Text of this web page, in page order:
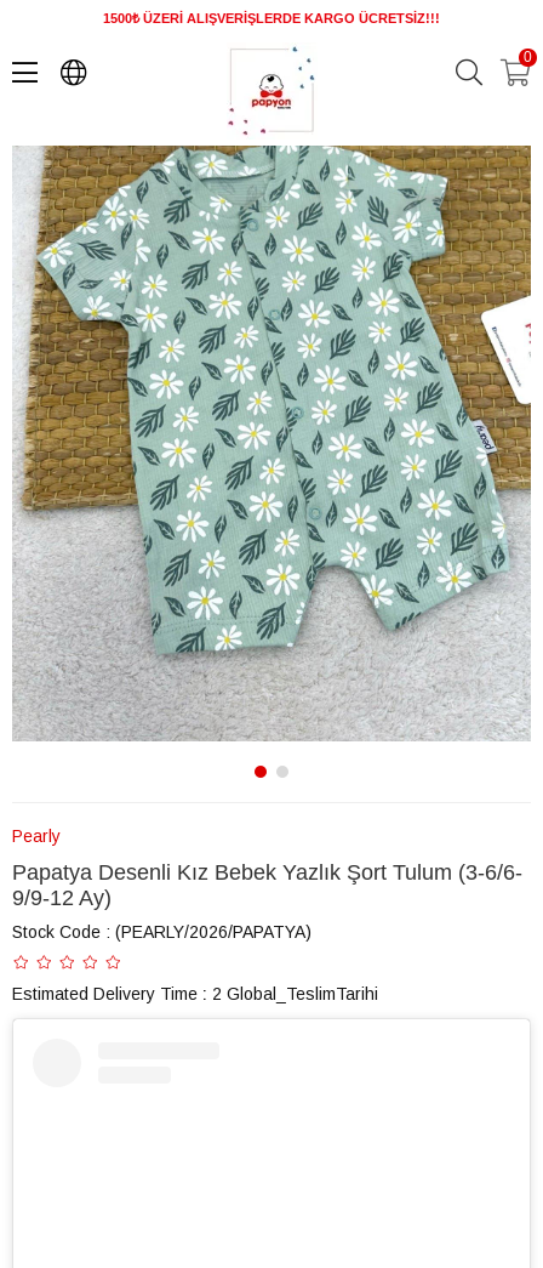
1500₺ ÜZERİ ALIŞVERİŞLERDE KARGO ÜCRETSİZ!!!
0
Papatya Desenli Kız Bebek Yazlık Şort Tulum (3-6/6-9/9-12 Ay)
Pearly
Papatya Desenli Kız Bebek Yazlık Şort Tulum (3-6/6-
9/9-12 Ay)
Stock Code (PEARLY/2026/PAPATYA)
Estimated Delivery Time : 2 Global_TeslimTarihi